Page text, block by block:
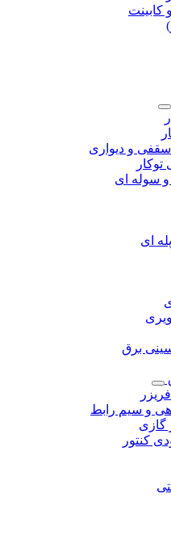
و دیواری
سوله ای
ای
برق
و سیم رابط
گازی
کنتور